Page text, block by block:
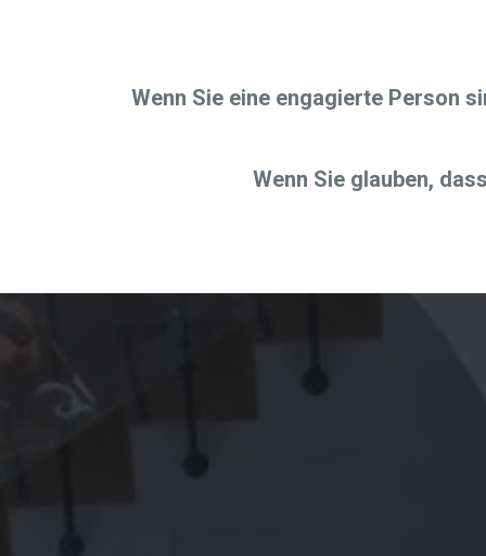
Wenn Sie eine engagierte Person
Wenn Sie glauben,